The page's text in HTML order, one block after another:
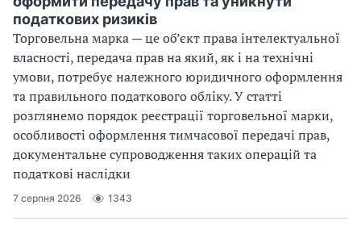
податкових ризиків
Торговельна марка — це об’єкт права інтелектуальної
власності, передача прав на який, як і на технічні
умови, потребує належного юридичного оформлення
та правильного податкового обліку. У статті
розглянемо порядок реєстрації торговельної марки,
особливості оформлення тимчасової передачі прав,
документальне супроводження таких операцій та
податкові наслідки
7 серпня 2026 1343